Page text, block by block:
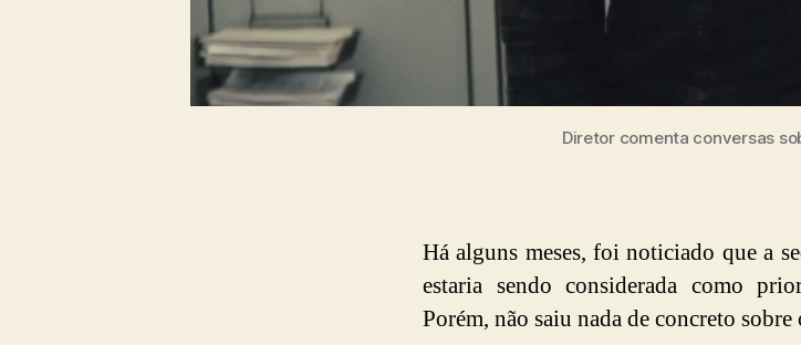
Diretor comenta conversas
Há alguns meses, foi noticiado que a
estaria sendo considerada como
Porém, não saiu nada de concreto